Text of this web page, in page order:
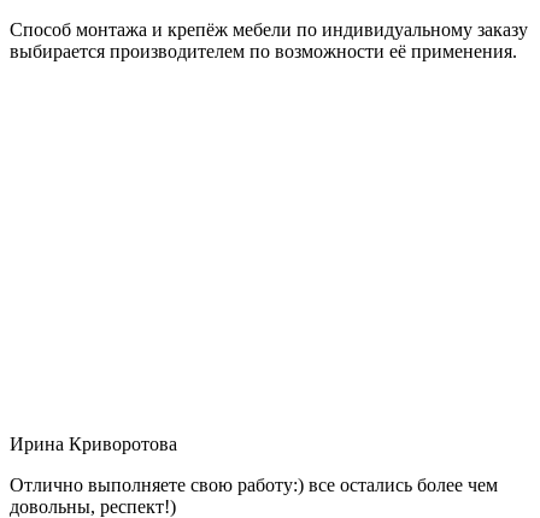
Способ монтажа и крепёж мебели по индивидуальному заказу
выбирается производителем по возможности её применения.
Ирина Криворотова
Отлично выполняете свою работу:) все остались более чем
довольны, респект!)